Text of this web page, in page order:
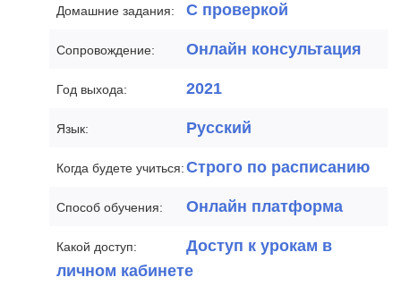
Домашние задания: С проверкой
Сопровождение: Онлайн консультация
Год выхода: 2021
Язык: Русский
Когда будете учиться:Строго по расписанию
Способ обучения: Онлайн платформа
Какой доступ:
Доступ к урокам в
личном кабинете